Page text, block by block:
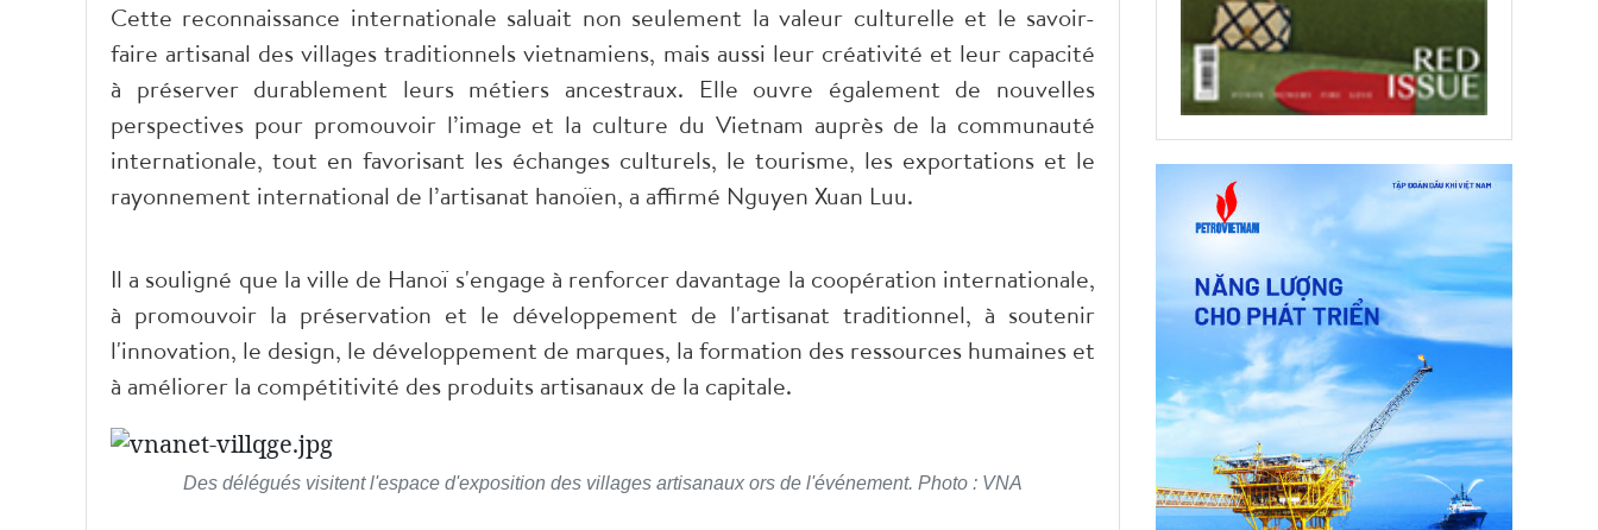
Cette reconnaissance internationale saluait non seulement la valeur culturelle et le savoir-
faire artisanal des villages traditionnels vietnamiens, mais aussi leur créativité et leur capacité
à préserver durablement leurs métiers ancestraux. Elle ouvre également de nouvelles
perspectives pour promouvoir l’image et la culture du Vietnam auprès de la communauté
internationale, tout en favorisant les échanges culturels, le tourisme, les exportations et le
rayonnement international de l’artisanat hanoïen, a affirmé Nguyen Xuan Luu.
Il a souligné que la ville de Hanoï s'engage à renforcer davantage la coopération internationale,
à promouvoir la préservation et le développement de l'artisanat traditionnel, à soutenir
l'innovation, le design, le développement de marques, la formation des ressources humaines et
à améliorer la compétitivité des produits artisanaux de la capitale.
Des délégués visitent l'espace d'exposition des villages artisanaux ors de l'événement. Photo : VNA